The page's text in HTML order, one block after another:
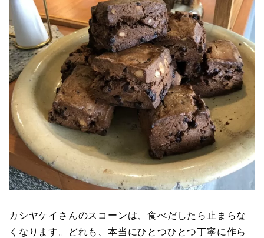
カシヤケイさんのスコーンは、食べだしたら止まらな
くなります。どれも、本当にひとつひとつ丁寧に作ら